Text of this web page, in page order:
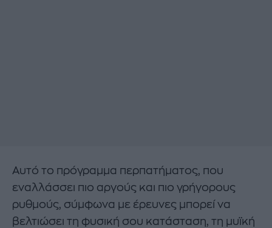
Αυτό το πρόγραμμα περπατήματος, που
εναλλάσσει πιο αργούς και πιο γρήγορους
ρυθμούς, σύμφωνα με έρευνες μπορεί να
βελτιώσει τη φυσική σου κατάσταση, τη μυϊκή